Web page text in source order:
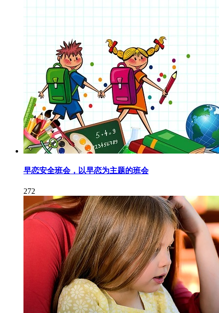
早恋安全班会，以早恋为主题的班会
272